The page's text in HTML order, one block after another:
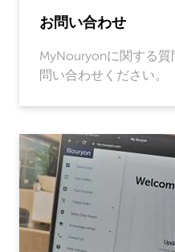
お問い合わせ
MyNouryonに関する
問い合わせください。